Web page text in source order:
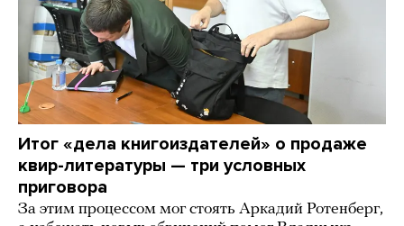
Итог «дела книгоиздателей» о продаже
квир-литературы — три условных
приговора
За этим процессом мог стоять Аркадий Ротенберг,